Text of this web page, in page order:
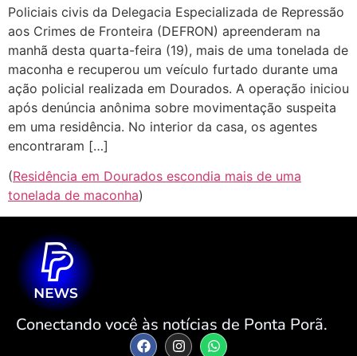
Policiais civis da Delegacia Especializada de Repressão
aos Crimes de Fronteira (DEFRON) apreenderam na
manhã desta quarta-feira (19), mais de uma tonelada de
maconha e recuperou um veículo furtado durante uma
ação policial realizada em Dourados. A operação iniciou
após denúncia anônima sobre movimentação suspeita
em uma residência. No interior da casa, os agentes
encontraram […]
(Residência em Dourados escondia mais de uma
tonelada de maconha)
Conectando você às notícias de Ponta Porã.